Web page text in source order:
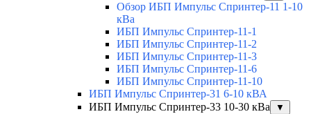
Обзор ИБП Импульс Спринтер-11 1-10
кВа
ИБП Импульс Спринтер-11-1
ИБП Импульс Спринтер-11-2
ИБП Импульс Спринтер-11-3
ИБП Импульс Спринтер-11-6
ИБП Импульс Спринтер-11-10
ИБП Импульс Спринтер-31 6-10 кВА
ИБП Импульс Спринтер-33 10-30 кВа
▼